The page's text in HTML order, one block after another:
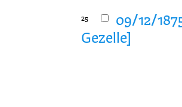
25
09/12/
Gezelle]